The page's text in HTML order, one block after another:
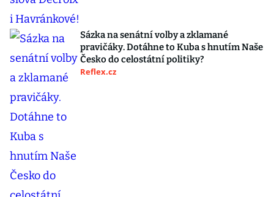
Sázka na senátní volby a zklamané
pravičáky. Dotáhne to Kuba s hnutím Naše
Česko do celostátní politiky?
Reflex.cz